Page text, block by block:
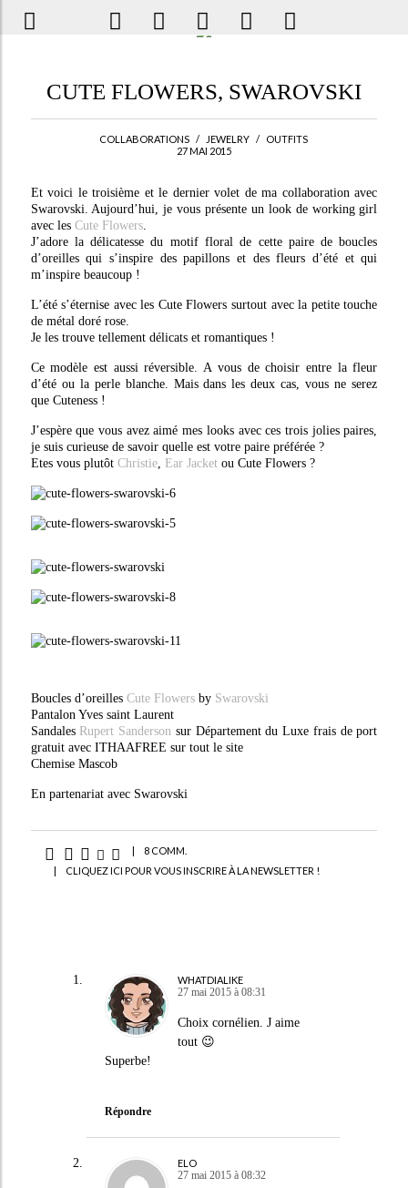
CUTE FLOWERS, SWAROVSKI
COLLABORATIONS / JEWELRY /
OUTFITS
27 MAI 2015
Et voici le troisième et le dernier volet de ma collaboration avec
Swarovski. Aujourd’hui, je vous présente un look de working girl
avec les Cute Flowers.
J’adore la délicatesse du motif floral de cette paire de boucles
d’oreilles qui s’inspire des papillons et des fleurs d’été et qui
m’inspire beaucoup !
L’été s’éternise avec les Cute Flowers surtout avec la petite touche
de métal doré rose.
Je les trouve tellement délicats et romantiques !
Ce modèle est aussi réversible. A vous de choisir entre la fleur
d’été ou la perle blanche. Mais dans les deux cas, vous ne serez
que Cuteness !
J’espère que vous avez aimé mes looks avec ces trois jolies paires,
je suis curieuse de savoir quelle est votre paire préférée ?
Etes vous plutôt Christie, Ear Jacketou Cute Flowers ?
Boucles d’oreilles Cute Flowersby Swarovski
Pantalon Yves saint Laurent
Sandales Rupert Sanderson sur Département du Luxe frais de port
gratuit avec ITHAAFREE sur tout le site
Chemise Mascob
En partenariat avec Swarovski
|
8 COMM.
|
CLIQUEZ ICI POUR VOUS INSCRIRE À LA NEWSLETTER !
WHATDIALIKE
27 mai 2015 à 08:31
Choix cornélien. J aime
tout 😉
Superbe!
Répondre
ELO
27 mai 2015 à 08:32